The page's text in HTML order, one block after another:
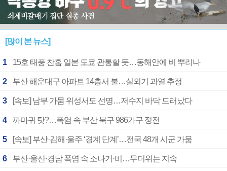
[많이 본 뉴스]
1 15호 태풍 찬홈 일본 도쿄 관통할 듯…동해안에 비 뿌리나
2 부산 해운대구 아파트 14층서 불…실외기 과열 추정
3 [속보] 남부 가뭄 위성서도 선명…저수지 바닥 드러났다
4 까마귀 탓?…폭염 속 부산 북구 986가구 정전
5 [속보] 부산·김해·울주 ‘경계 단계’…전국 48개 시군 가뭄
6 부산·울산·경남 폭염 속 소나기·비…무더위는 지속